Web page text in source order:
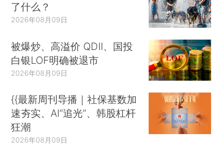
了什么？
2026年08月09日
被爆炒、高溢价 QDII、国投
白银LOF明确被退市
2026年08月09日
{{最新周刊导播｜社保基数加
速夯实、AI“追光”、韩股杠杆
狂潮
2026年08月09日